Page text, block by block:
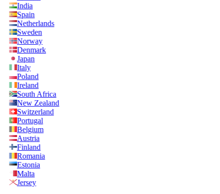
India
Spain
Netherlands
Sweden
Norway
Denmark
Japan
Italy
Poland
Ireland
South Africa
New Zealand
Switzerland
Portugal
Belgium
Austria
Finland
Romania
Estonia
Malta
Jersey